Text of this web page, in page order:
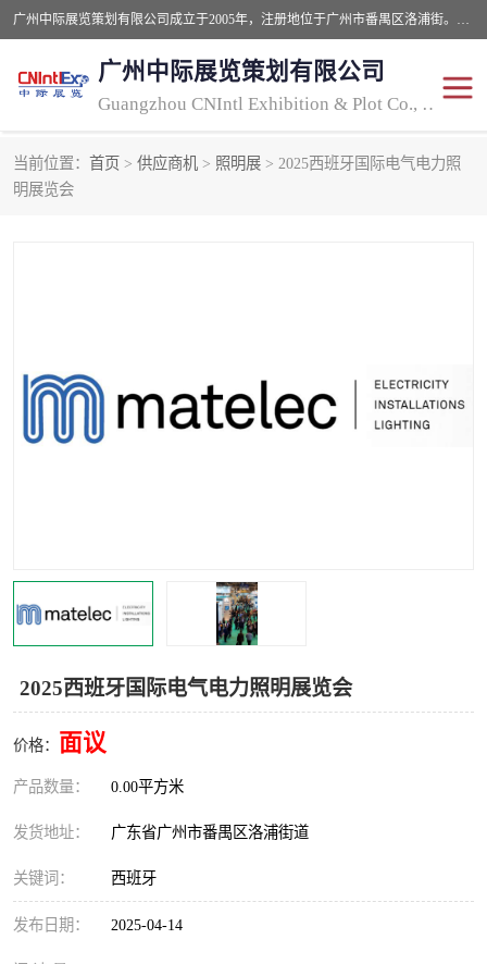
广州中际展览策划有限公司成立于2005年，注册地位于广州市番禺区洛浦街。经营范围包括会议及展览服务，大型活动组织策划服务，展台设计服务，广告业等；主要从事国外广告、标识、印花、LED、照明、光电、灯光、音响、视听、电子展览会等，展位预定-展品运输-签证-行程安排-补贴一站式服务。
广州中际展览策划有限公司
Guangzhou CNIntl Exhibition & Plot Co., Ltd.
当前位置： 首页 > 供应商机 > 照明展 > 2025西班牙国际电气电力照
明展览会
2025西班牙国际电气电力照明展览会
价格： 面议
产品数量： 0.00平方米
发货地址： 广东省广州市番禺区洛浦街道
关键词： 西班牙
发布日期： 2025-04-14
2025年国外照明展
展